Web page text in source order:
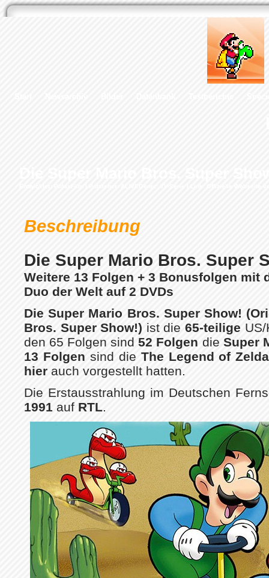
Beschreibung
Die Super Mario Bros. Super
Weitere 13 Folgen + 3 Bonusfolgen mit
Duo der Welt auf 2 DVDs
Die Super Mario Bros. Super Show!
Bros. Super Show!) ist die65-teilige
den 65 Folgen sind52 Folgen die Super
13 Folgen sind die The Legend of
hier auch vorgestellt hatten.
Die Erstausstrahlung im Deutschen
1991 auf RTL.